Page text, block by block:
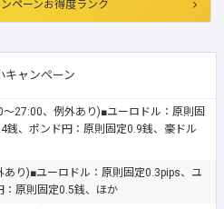
ペーンお得度ランク
キャンペーン
27:00、例外あり)■ユーロドル：原則固
銭、ポンド円：原則固定0.9銭、豪ドル
あり)■ユーロドル：原則固定0.3pips、ユ
：原則固定0.5銭、ほか